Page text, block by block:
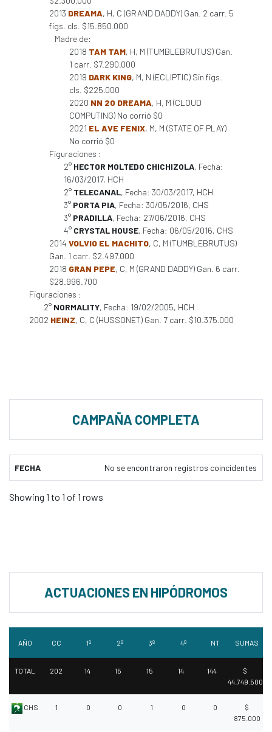
2013 DREAMA, H, C (GRAND DADDY) Gan. 2 carr. 5
figs. cls. $15.850.000
Madre de:
2018 TAM TAM, H, M (TUMBLEBRUTUS) Gan.
1 carr. $7.290.000
2019 DARK KING, M, N (ECLIPTIC) Sin figs.
cls. $225.000
2020 NN 20 DREAMA, H, M (CLOUD
COMPUTING) No corrió $0
2021 EL AVE FENIX, M, M (STATE OF PLAY)
No corrió $0
Figuraciones :
2° HECTOR MOLTEDO CHICHIZOLA, Fecha:
16/03/2017, HCH
2° TELECANAL, Fecha: 30/03/2017, HCH
3° PORTA PIA, Fecha: 30/05/2016, CHS
3° PRADILLA, Fecha: 27/06/2016, CHS
4° CRYSTAL HOUSE, Fecha: 06/05/2016, CHS
2014 VOLVIO EL MACHITO, C, M (TUMBLEBRUTUS)
Gan. 1 carr. $2.497.000
2018 GRAN PEPE, C, M (GRAND DADDY) Gan. 6 carr.
$28.996.700
Figuraciones :
2° NORMALITY, Fecha: 19/02/2005, HCH
2002 HEINZ, C, C (HUSSONET) Gan. 7 carr. $10.375.000
CAMPAÑA COMPLETA
FECHA No se encontraron registros coincidentes
Showing 1 to 1 of 1 rows
ACTUACIONES EN HIPÓDROMOS
AÑO CC 1º 2º 3º 4º NT SUMAS
TOTAL 202 14 15 15 14 144
$
44.749.500
CHS 1 0 0 1 0 0
$
875.000